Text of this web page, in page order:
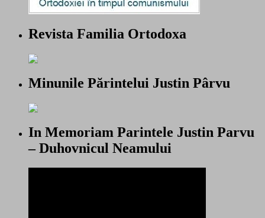
Revista Familia Ortodoxa
Minunile Părintelui Justin Pârvu
In Memoriam Parintele Justin Parvu
– Duhovnicul Neamului